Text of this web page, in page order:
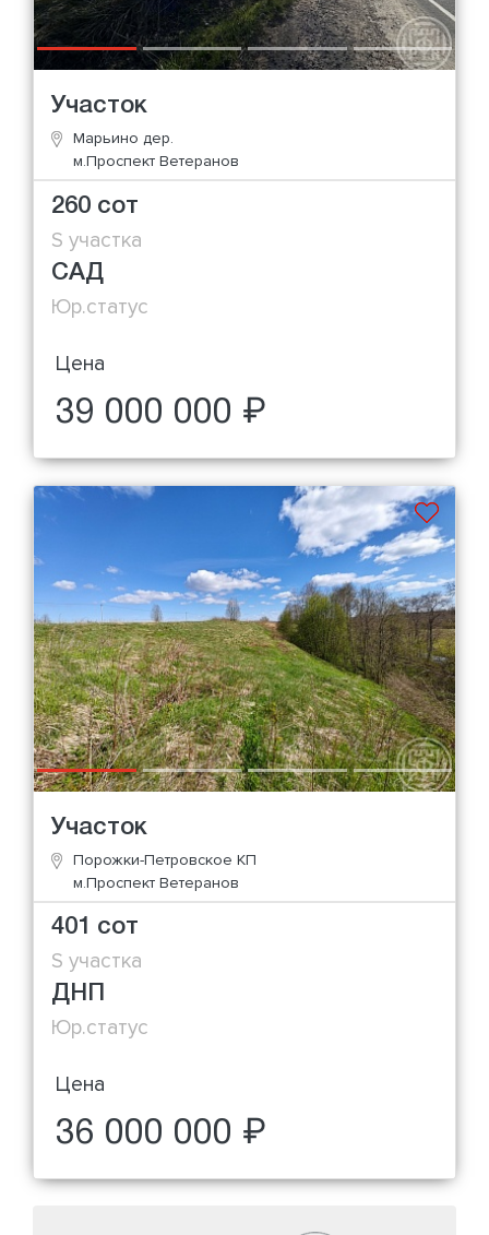
Участок
Марьино дер.
м.Проспект Ветеранов
260 сот
S участка
САД
Юр.статус
Цена
39 000 000 ₽
Участок
Порожки-Петровское КП
м.Проспект Ветеранов
401 сот
S участка
ДНП
Юр.статус
Цена
36 000 000 ₽